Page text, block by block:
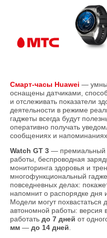
Смарт-часы Huawei —
оснащены датчиками,
и отслеживать показатели
деятельности в режиме
гаджеты всегда будут
оперативно получать
сообщениях и
Watch GT 3 — премиальный
работы, беспроводная
мониторинга здоровья и
многофункциональный
повседневных делах:
напомнит о распорядке дня
Модели могут
автономной работы: версия
работать до 7 дней от
мм — до 14 дней.